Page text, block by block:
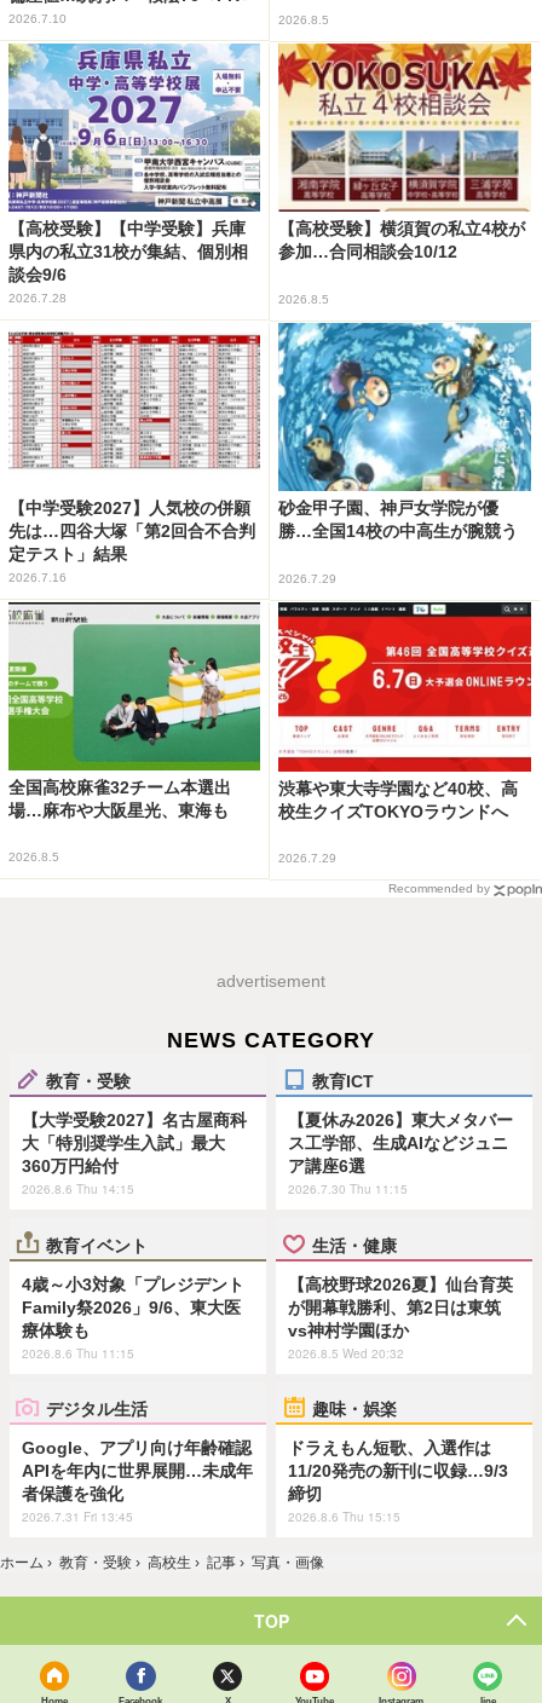
2026.7.10 2026.8.5
【高校受験】【中学受験】兵庫
県内の私立31校が集結、個別相
談会9/6
2026.7.28
【高校受験】横須賀の私立4校が
参加…合同相談会10/12
2026.8.5
【中学受験2027】人気校の併願
先は…四谷大塚「第2回合不合判
定テスト」結果
2026.7.16
砂金甲子園、神戸女学院が優
勝…全国14校の中高生が腕競う
2026.7.29
全国高校麻雀32チーム本選出
場…麻布や大阪星光、東海も
2026.8.5
渋幕や東大寺学園など40校、高
校生クイズTOKYOラウンドへ
2026.7.29
Recommended by
advertisement
NEWS CATEGORY
教育・受験
【大学受験2027】名古屋商科
大「特別奨学生入試」最大
360万円給付
2026.8.6 Thu 14:15
教育ICT
【夏休み2026】東大メタバー
ス工学部、生成AIなどジュニ
ア講座6選
2026.7.30 Thu 11:15
教育イベント
4歳～小3対象「プレジデント
Family祭2026」9/6、東大医
療体験も
2026.8.6 Thu 11:15
生活・健康
【高校野球2026夏】仙台育英
が開幕戦勝利、第2日は東筑
vs神村学園ほか
2026.8.5 Wed 20:32
デジタル生活
Google、アプリ向け年齢確認
APIを年内に世界展開…未成年
者保護を強化
2026.7.31 Fri 13:45
趣味・娯楽
ドラえもん短歌、入選作は
11/20発売の新刊に収録…9/3
締切
2026.8.6 Thu 15:15
ホーム › 教育・受験 › 高校生 › 記事 › 写真・画像
TOP
Home Facebook X YouTube Instagram line